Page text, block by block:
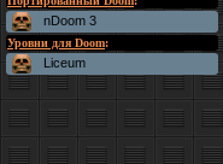
nDoom 3
Уровни для Doom:
Liceum